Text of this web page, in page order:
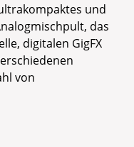
und
das
digitalen GigFX
von